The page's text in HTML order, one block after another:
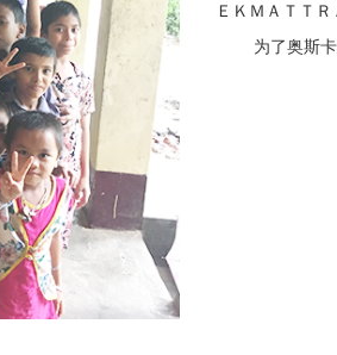
ＥＫＭＡＴＴＲ
为了奥斯卡